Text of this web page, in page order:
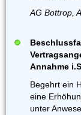
AG Bottrop,
Annahme
Begehrt ein
eine
unter